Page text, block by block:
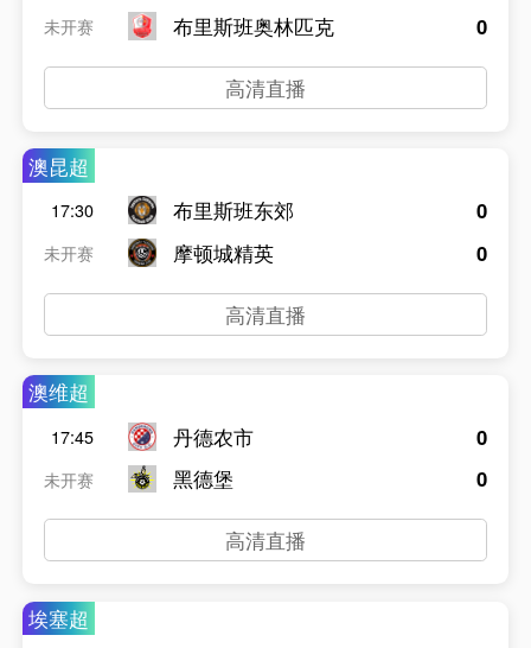
未开赛
布里斯班奥林匹克
0
高清直播
澳昆超
17:30
未开赛
布里斯班东郊
摩顿城精英
0
0
高清直播
澳维超
17:45
未开赛
丹德农市
黑德堡
0
0
高清直播
埃塞超